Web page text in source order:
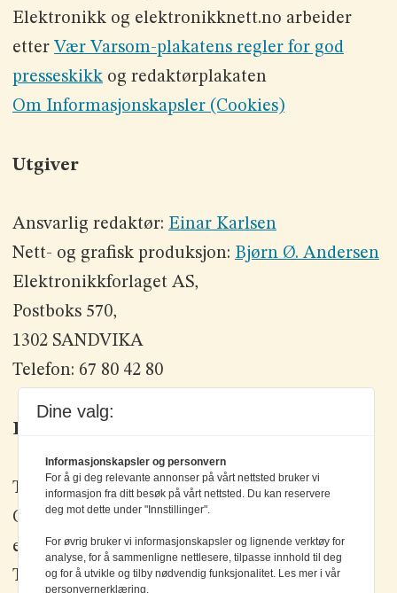
Elektronikk og elektronikknett.no arbeider
etter Vær Varsom-plakatens regler for god
presseskikkog redaktørplakaten
Om Informasjonskapsler (Cookies)
Utgiver
Ansvarlig redaktør: Einar Karlsen
Nett- og grafisk produksjon: Bjørn Ø. Andersen
Elektronikkforlaget AS,
Postboks 570,
1302 SANDVIKA
Telefon: 67 80 42 80
Kontakt oss
Tlf: +47 67 80 42 80
Olav Brunborgs vei 6, 1396 Billingstad
epost: elektronikk@elektronikkforlaget.no
Tips oss:tips@elektronikkforlaget.no
Dine valg:
Informasjonskapsler og personvern
For å gi deg relevante annonser på vårt nettsted bruker vi
informasjon fra ditt besøk på vårt nettsted. Du kan reservere
deg mot dette under "Innstillinger".
For øvrig bruker vi informasjonskapsler og lignende verktøy for
analyse, for å sammenligne nettlesere, tilpasse innhold til deg
og for å utvikle og tilby nødvendig funksjonalitet. Les mer i vår
personvernerklæring.